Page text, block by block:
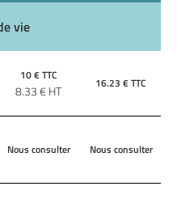
vie
10€ TTC
8.33€ HT 16.23 € TTC
Nous consulter Nous consulter